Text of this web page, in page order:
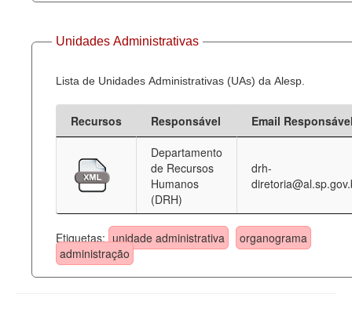
Unidades Administrativas
Lista de Unidades Administrativas (UAs) da Alesp.
Recursos Responsável
Email
Departamento
de Recursos
Humanos
(DRH)
drh-
Etiquetas: unidade administrativa
organograma
administração